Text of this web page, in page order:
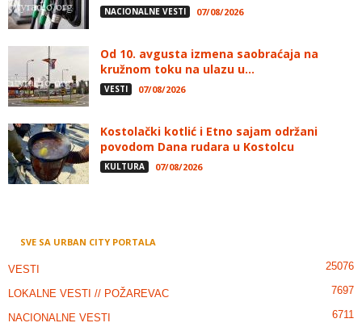
NACIONALNE VESTI 07/08/2026
Od 10. avgusta izmena saobraćaja na
kružnom toku na ulazu u...
VESTI 07/08/2026
Kostolački kotlić i Etno sajam održani
povodom Dana rudara u Kostolcu
KULTURA 07/08/2026
SVE SA URBAN CITY PORTALA
VESTI 25076
LOKALNE VESTI // POŽAREVAC 7697
NACIONALNE VESTI 6711